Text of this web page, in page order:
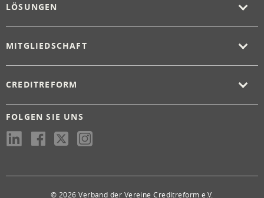
LÖSUNGEN
MITGLIEDSCHAFT
CREDITREFORM
FOLGEN SIE UNS
© 2026 Verband der Vereine Creditreform e.V.